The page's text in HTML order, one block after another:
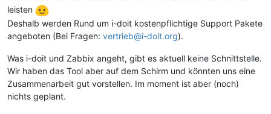
leisten
Deshalb werden Rund um i-doit kostenpflichtige Support Pakete
angeboten (Bei Fragen: vertrieb@i-doit.org).
Was i-doit und Zabbix angeht, gibt es aktuell keine Schnittstelle.
Wir haben das Tool aber auf dem Schirm und könnten uns eine
Zusammenarbeit gut vorstellen. Im moment ist aber (noch)
nichts geplant.